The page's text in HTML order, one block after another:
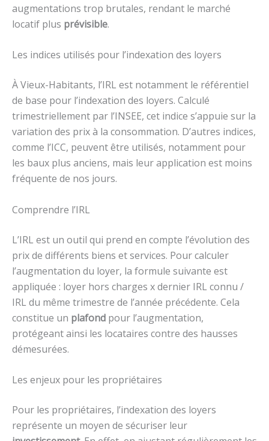
augmentations trop brutales, rendant le marché
locatif plus prévisible.
Les indices utilisés pour l’indexation des loyers
À Vieux-Habitants, l’IRL est notamment le référentiel
de base pour l’indexation des loyers. Calculé
trimestriellement par l’INSEE, cet indice s’appuie sur la
variation des prix à la consommation. D’autres indices,
comme l’ICC, peuvent être utilisés, notamment pour
les baux plus anciens, mais leur application est moins
fréquente de nos jours.
Comprendre l’IRL
L’IRL est un outil qui prend en compte l’évolution des
prix de différents biens et services. Pour calculer
l’augmentation du loyer, la formule suivante est
appliquée : loyer hors charges x dernier IRL connu /
IRL du même trimestre de l’année précédente. Cela
constitue un plafond pour l’augmentation,
protégeant ainsi les locataires contre des hausses
démesurées.
Les enjeux pour les propriétaires
Pour les propriétaires, l’indexation des loyers
représente un moyen de sécuriser leur